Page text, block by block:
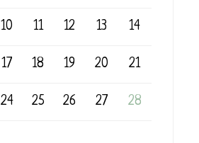
10 11 12 13 14
17 18 19 20 21
24 25 26 27 28